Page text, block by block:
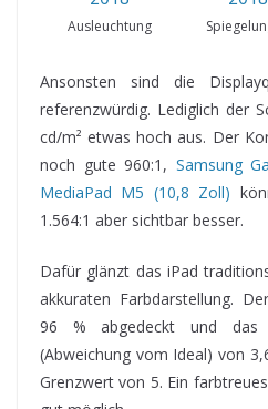
Ausleuchtung
Ansonsten sind die
referenzwürdig. Lediglich der
cd/m² etwas hoch aus. Der
noch gute 960:1, Samsung
MediaPad M5 (10,8 Zoll)
1.564:1 aber sichtbar besser.
Dafür glänzt das iPad
akkuraten Farbdarstellung.
96 % abgedeckt und das
(Abweichung vom Ideal) von
Grenzwert von 5. Ein